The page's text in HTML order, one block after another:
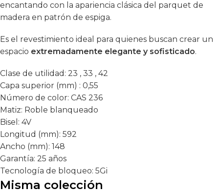
encantando con la apariencia clásica del parquet de
madera en patrón de espiga.
Es el revestimiento ideal para quienes buscan crear un
espacio extremadamente elegante y sofisticado.
Clase de utilidad: 23 , 33 , 42
Capa superior (mm) : 0,55
Número de color: CAS 236
Matiz: Roble blanqueado
Bisel: 4V
Longitud (mm): 592
Ancho (mm): 148
Garantía: 25 años
Tecnología de bloqueo: 5Gi
Misma colección